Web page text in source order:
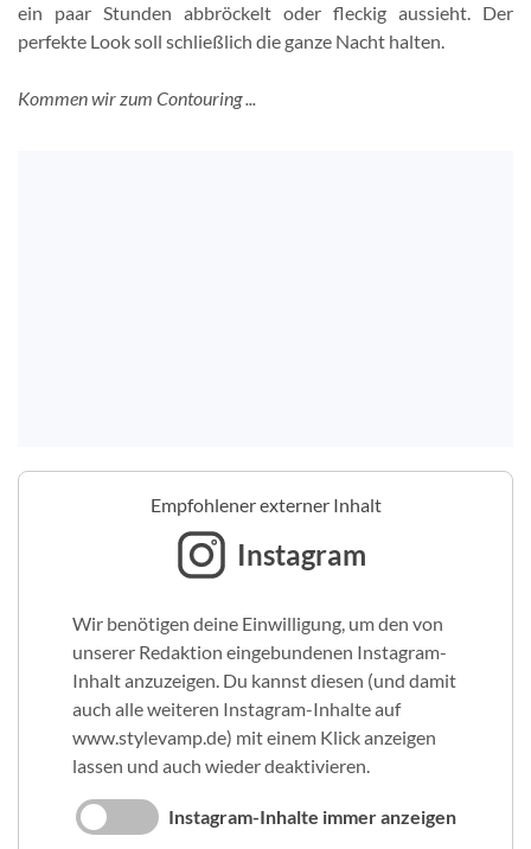
ein paar Stunden abbröckelt oder fleckig aussieht. Der
perfekte Look soll schließlich die ganze Nacht halten.
Kommen wir zum Contouring ...
Empfohlener externer Inhalt
Instagram
Wir benötigen deine Einwilligung, um den von
unserer Redaktion eingebundenen Instagram-
Inhalt anzuzeigen. Du kannst diesen (und damit
auch alle weiteren Instagram-Inhalte auf
www.stylevamp.de) mit einem Klick anzeigen
lassen und auch wieder deaktivieren.
Instagram-Inhalte immer anzeigen